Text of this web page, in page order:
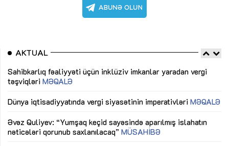
AKTUAL
Sahibkarlıq fəaliyyəti üçün inklüziv imkanlar yaradan vergi
təşviqləri MƏQALƏ
Dünya iqtisadiyyatında vergi siyasətinin imperativləri MƏQALƏ
Əvəz Quliyev: “Yumşaq keçid sayəsində aparılmış islahatın
nəticələri qorunub saxlanılacaq” MÜSAHİBƏ